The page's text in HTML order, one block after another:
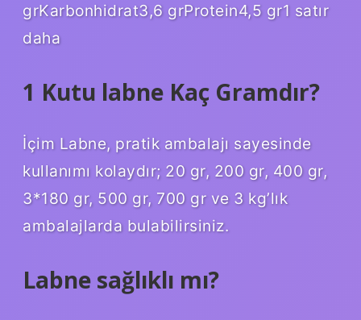
grKarbonhidrat3,6 grProtein4,5 gr1 satır
daha
1 Kutu labne Kaç Gramdır?
İçim Labne, pratik ambalajı sayesinde
kullanımı kolaydır; 20 gr, 200 gr, 400 gr,
3*180 gr, 500 gr, 700 gr ve 3 kg’lık
ambalajlarda bulabilirsiniz.
Labne sağlıklı mı?